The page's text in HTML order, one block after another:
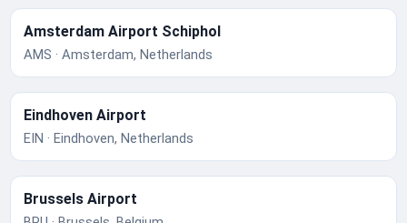
Amsterdam Airport Schiphol
AMS · Amsterdam, Netherlands
Eindhoven Airport
EIN · Eindhoven, Netherlands
Brussels Airport